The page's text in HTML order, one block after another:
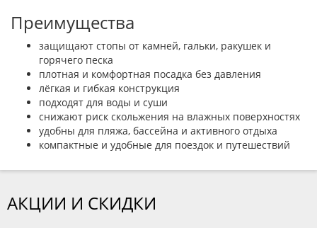
Преимущества
защищают стопы от камней, гальки, ракушек и
горячего песка
плотная и комфортная посадка без давления
лёгкая и гибкая конструкция
подходят для воды и суши
снижают риск скольжения на влажных поверхностях
удобны для пляжа, бассейна и активного отдыха
компактные и удобные для поездок и путешествий
АКЦИИ И СКИДКИ